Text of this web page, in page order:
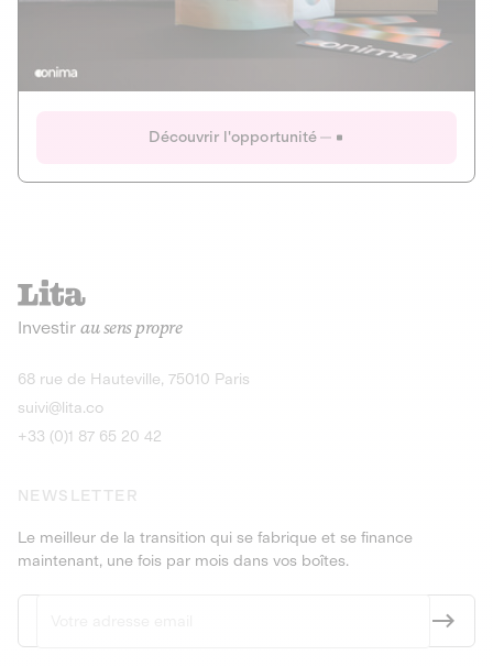
IR 50% JEIR
Découvrir l'opportunité
Ouverture imminente
Onima
CAPITAL INVESTISSEMENT MIEUX MANGER
AGRICULTURE ET ALIMENTATION
Actions
Gain potentiel
Découvrir l'opportunité
Investir au sens propre
68 rue de Hauteville, 75010 Paris
suivi@lita.co
+33 (0)1 87 65 20 42
NEWSLETTER
Le meilleur de la transition qui se fabrique et se finance
maintenant, une fois par mois dans vos boîtes.